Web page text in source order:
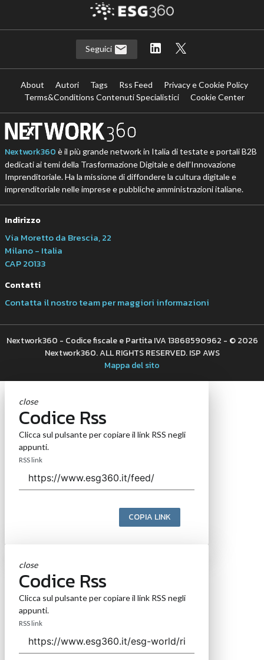
Seguici
About Autori Tags Rss Feed
Privacy e Cookie Policy
Terms&Conditions Contenuti Specialistici
Cookie Center
Nextwork360 è il più grande network in Italia di testate e portali B2B
dedicati ai temi della Trasformazione Digitale e dell’Innovazione
Imprenditoriale. Ha la missione di diffondere la cultura digitale e
imprenditoriale nelle imprese e pubbliche amministrazioni italiane.
Indirizzo
Via Moretto da Brescia, 22
Milano - Italia
CAP 20133
Contatti
Contatta il nostro team per maggiori informazioni
Nextwork360 - Codice fiscale e Partita IVA 13868590962 - © 2026
Nextwork360. ALL RIGHTS RESERVED. ISP AWS
Mappa del sito
close
Codice Rss
Clicca sul pulsante per copiare il link RSS negli
appunti.
RSS link
COPIA LINK
close
Codice Rss
Clicca sul pulsante per copiare il link RSS negli
appunti.
RSS link